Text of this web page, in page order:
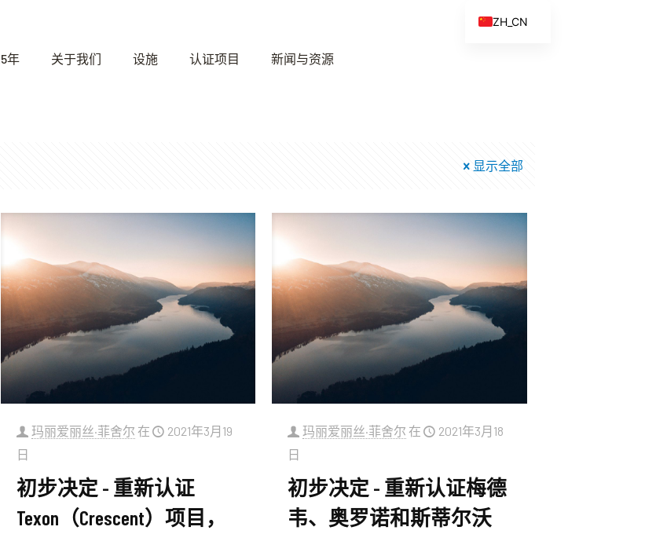
年 关于我们 设施 认证项目 新闻与资源
显示全部
玛丽爱丽丝·菲舍尔 在
2021年3月19
日
初步决定 - 重新认证
Texon（Crescent）项目，
玛丽爱丽丝·菲舍尔 在
2021年3月18
日
初步决定 - 重新认证梅德
韦、奥罗诺和斯蒂尔沃
ZH_CN